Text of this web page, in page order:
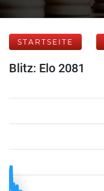
STARTSEITE
Blitz: Elo 2081